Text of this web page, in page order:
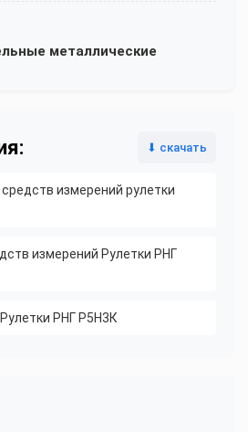
металлические
⬇ скачать
измерений рулетки
измерений Рулетки РНГ
РНГ Р5Н3К